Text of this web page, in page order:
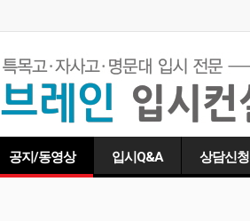
공지/동영상 입시Q&A 상담신청